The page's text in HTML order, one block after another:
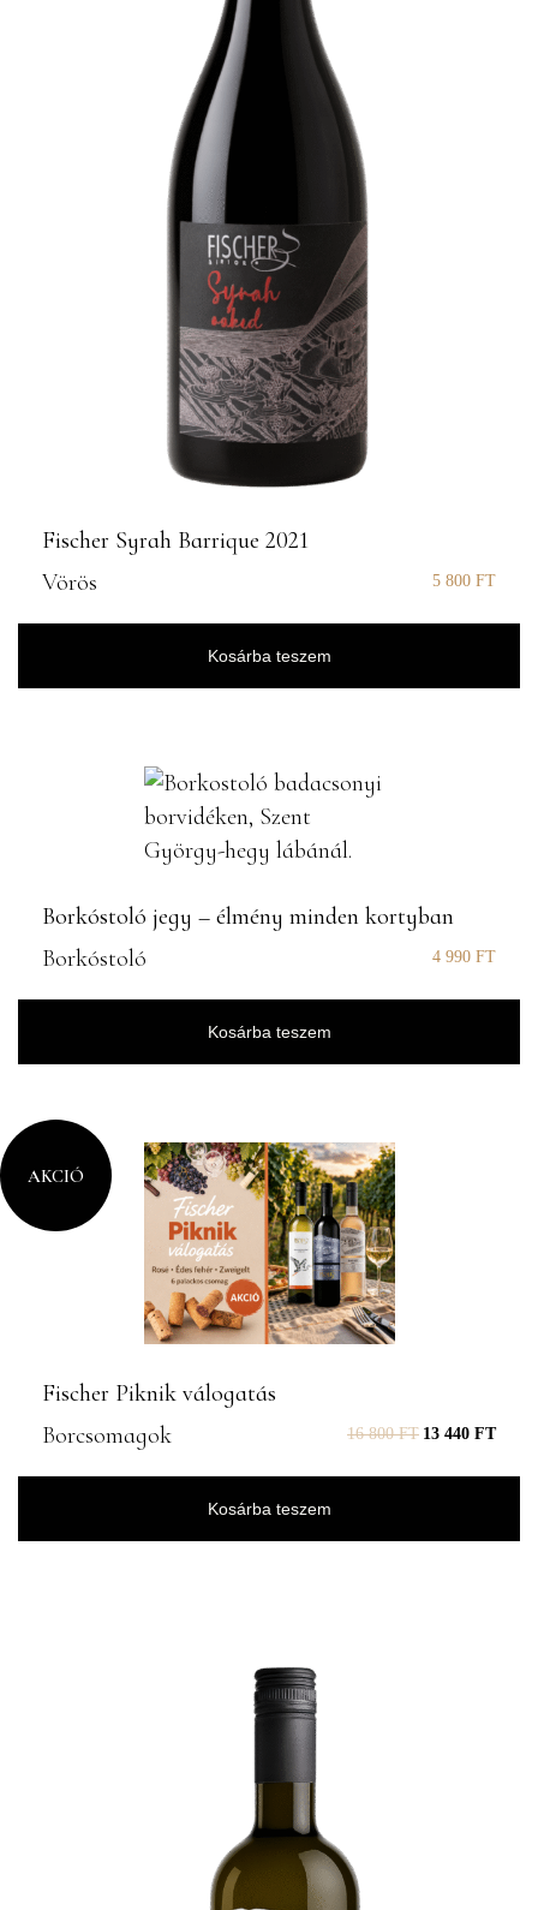
Fischer Syrah Barrique 2021
Vörös
5 800 FT
Kosárba teszem
Borkóstoló jegy – élmény minden kortyban
Borkóstoló
4 990 FT
Kosárba teszem
Fischer Piknik válogatás
Borcsomagok
16 800FT 13 440 FT
Kosárba teszem
AKCIÓ